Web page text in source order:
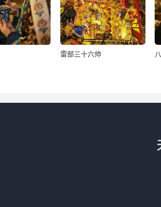
雷部三十六帅